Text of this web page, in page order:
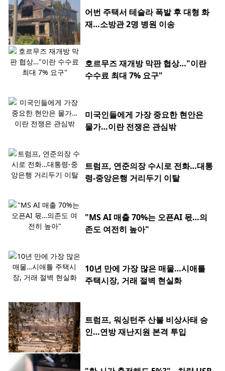
어번 주택서 테슬라 폭발 후 대형 화
재…소방관 2명 병원 이송
호르무즈 재개방 막판 협상…"이란
수수료 최대 7% 요구"
미국인들에게 가장 중요한 현안은
물가…이란 전쟁은 관심밖
트럼프, 연준의장 수시로 전화…대통
령-중앙은행 거리두기 이탈
"MS AI 매출 70%는 오픈AI 몫…의
존도 여전히 높아"
10년 만에 가장 많은 매물…시애틀
주택시장, 거래 절벽 현실화
트럼프, 워싱턴주 산불 비상사태 승
인…연방 재난지원 본격 투입